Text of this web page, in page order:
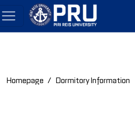
Homepage Dormitory Information